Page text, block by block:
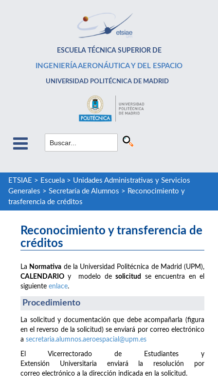
ESCUELA TÉCNICA SUPERIOR DE
INGENIERÍA AERONÁUTICA Y DEL ESPACIO
UNIVERSIDAD POLITÉCNICA DE MADRID
ETSIAE > Escuela> Unidades Administrativas y Servicios
Generales > Secretaría de Alumnos > Reconocimiento y
trasferencia de créditos
Reconocimiento y transferencia de
créditos
La Normativa de la Universidad Politécnica de Madrid (UPM),
CALENDARIO y modelo desolicitud
se encuentra en el
siguiente enlace.
Procedimiento
La solicitud y documentación que debe acompañarla (figura
en el reverso de la solicitud) se enviará por correo electrónico
a secretaria.alumnos.aeroespacial@upm.es
El Vicerrectorado de Estudiantes y
Extensión Universitaria enviará la resolución por
correo electrónico a la dirección indicada en la solicitud.